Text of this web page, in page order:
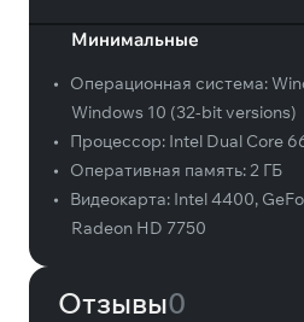
Минимальные
• Операционная система:
Windows 10 (32-bit versions)
•
Процессор: Intel Dual Core
•
Оперативная память:2 ГБ
•
Видеокарта: Intel 4400,
Radeon HD 7750
Отзывы0